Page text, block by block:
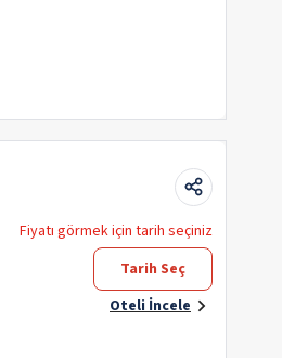
Fiyatı görmek için tarih seçiniz
Tarih Seç
Oteli İncele